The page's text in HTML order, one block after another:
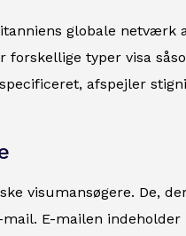
globale netværk
typer visa
afspejler
visumansøgere. De,
E-mailen